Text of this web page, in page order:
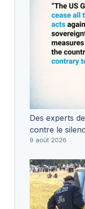
Des experts
contre le
9 août 2026